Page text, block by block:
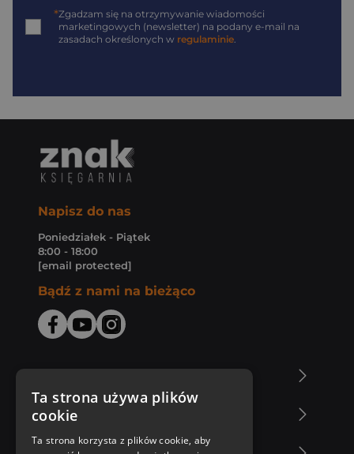
*Zgadzam się na otrzymywanie wiadomości
marketingowych (newsletter) na podany e-mail na
zasadach określonych w regulaminie.
Napisz do nas
Poniedziałek - Piątek
8:00 - 18:00
[email protected]
Bądź z nami na bieżąco
Zakupy u nas
Ta strona używa plików
cookie
Ta strona korzysta z plików cookie, aby